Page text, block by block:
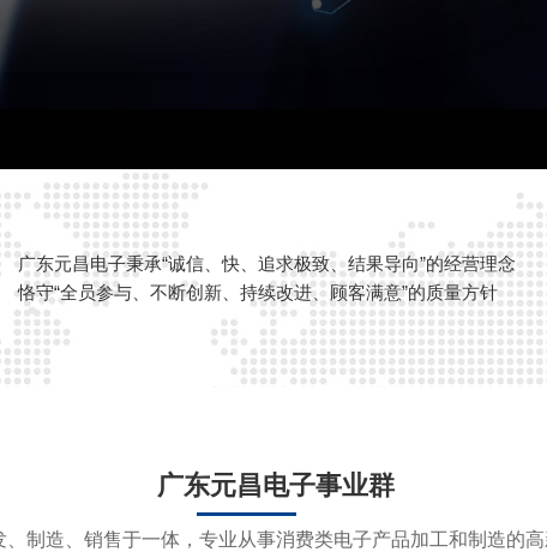
广东元昌电子秉承“诚信、快、追求极致、结果导向”的经营理念
恪守“全员参与、不断创新、持续改进、顾客满意”的质量方针
广东元昌电子事业群
、制造、销售于一体，专业从事消费类电子产品加工和制造的